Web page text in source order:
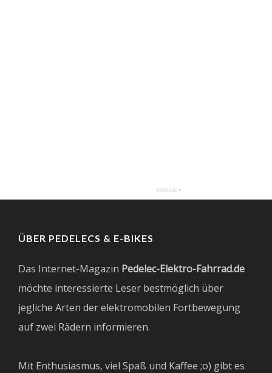
ÜBER PEDELECS & E-BIKES
Das Internet-Magazin Pedelec-Elektro-Fahrrad.de
möchte interessierte Leser bestmöglich über
jegliche Arten der elektromobilen Fortbewegung
auf zwei Rädern informieren.
Mit Enthusiasmus, viel Spaß und Kaffee ;o) gibt es